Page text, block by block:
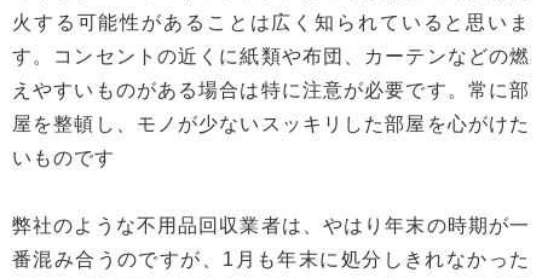
火する可能性があることは広く知られていると思いま
す。コンセントの近くに紙類や布団、カーテンなどの燃
えやすいものがある場合は特に注意が必要です。常に部
屋を整頓し、モノが少ないスッキリした部屋を心がけた
いものです
弊社のような不用品回収業者は、やはり年末の時期が一
番混み合うのですが、1月も年末に処分しきれなかった